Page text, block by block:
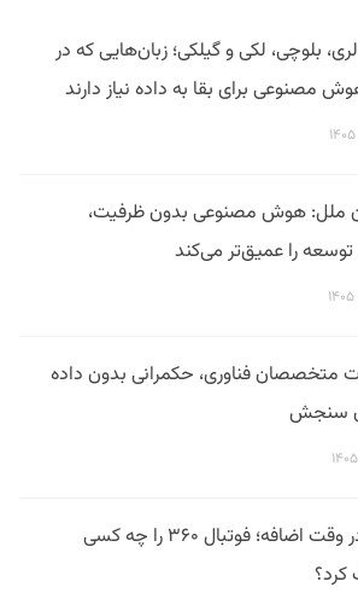
بلوچی، لکی و گیلکی؛ زبان‌هایی که در
مصنوعی برای بقا به داده نیاز دارند
ملل: هوش مصنوعی بدون ظرفیت،
را عمیق‌تر می‌کند
متخصصان فناوری، حکمرانی بدون داده
سنجش
فیلتر در وقت اضافه؛ فوتبال ۳۶۰ را چه کسی
کرد؟